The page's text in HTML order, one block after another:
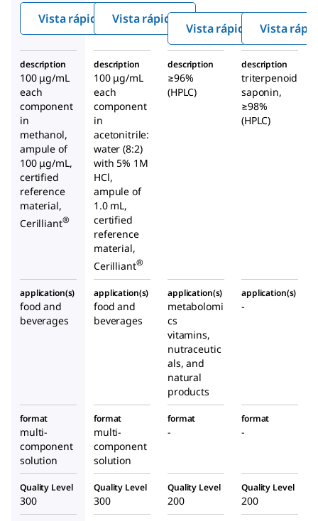
Vista rápida
hin
Mix
Vista rápida
Vista rápida Vista
description
100 μg/mL
each
component
in
methanol,
ampule of
100 μg/mL,
certified
reference
material,
Cerilliant®
description
100 μg/mL
each
component
in
acetonitrile:
water (8:2)
with 5% 1M
HCl,
ampule of
1.0 mL,
certified
reference
material,
Cerilliant®
description
≥96%
(HPLC)
description
triterpenoid
saponin,
≥98%
(HPLC)
application(s)
food and
beverages
application(s)
food and
beverages
application(s)
metabolomi
cs
vitamins,
nutraceutic
als, and
natural
products
application(s)
-
format
multi-
component
solution
format
multi-
component
solution
format
-
format
-
Quality Level
300
Quality Level
300
Quality Level
200
Quality Level
200